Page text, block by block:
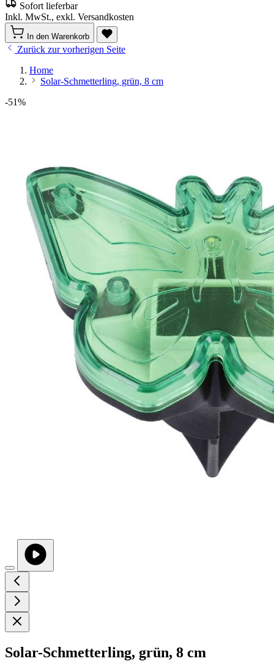
Sofort lieferbar
Inkl. MwSt., exkl. Versandkosten
In den Warenkorb
Zurück zur vorherigen Seite
Home
Solar-Schmetterling, grün, 8 cm
-51%
Solar-Schmetterling, grün, 8 cm